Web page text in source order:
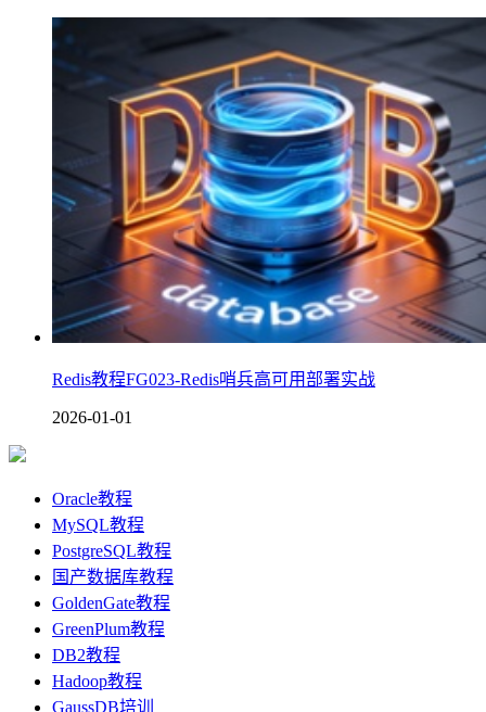
Redis教程FG023-Redis哨兵高可用部署实战
2026-01-01
Oracle教程
MySQL教程
PostgreSQL教程
国产数据库教程
GoldenGate教程
GreenPlum教程
DB2教程
Hadoop教程
GaussDB培训